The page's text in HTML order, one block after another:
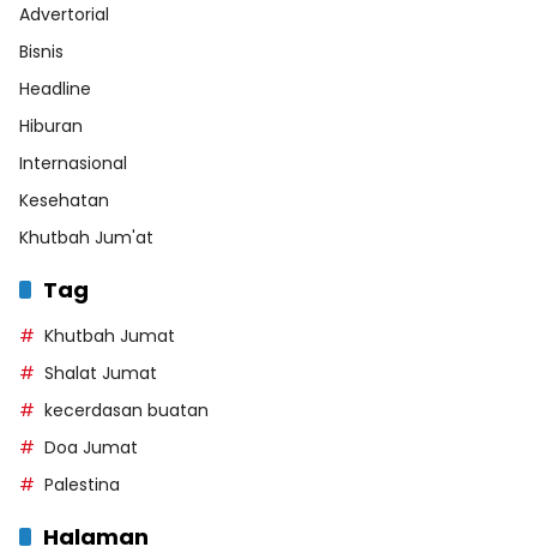
Advertorial
Bisnis
Headline
Hiburan
Internasional
Kesehatan
Khutbah Jum'at
Tag
Khutbah Jumat
Shalat Jumat
kecerdasan buatan
Doa Jumat
Palestina
Halaman